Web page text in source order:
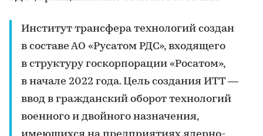
Институт трансфера технологий создан
в составе АО «Русатом РДС», входящего
в структуру госкорпорации «Росатом»,
в начале 2022 года. Цель создания ИТТ —
ввод в гражданский оборот технологий
военного и двойного назначения,